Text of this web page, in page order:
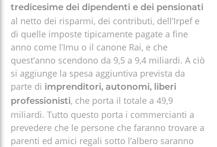
tredicesime dei dipendenti e dei pensionati
al netto dei risparmi, dei contributi, dell’Irpef e
di quelle imposte tipicamente pagate a fine
anno come l’Imu o il canone Rai, e che
quest’anno scendono da 9,5 a 9,4 miliardi. A ciò
si aggiunge la spesa aggiuntiva prevista da
parte di imprenditori, autonomi, liberi
professionisti, che porta il totale a 49,9
miliardi. Tutto questo porta i commercianti a
prevedere che le persone che faranno trovare a
parenti ed amici regali sotto l’albero saranno